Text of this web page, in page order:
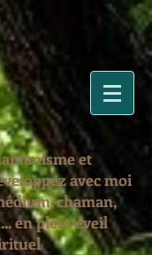
et
avec moi
chaman,
en plein éveil